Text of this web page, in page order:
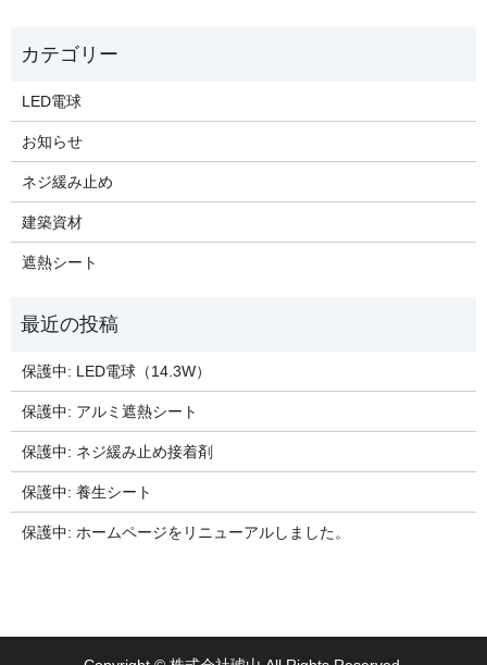
LED電球
お知らせ
ネジ緩み止め
建築資材
遮熱シート
保護中: LED電球（14.3W）
保護中: アルミ遮熱シート
保護中: ネジ緩み止め接着剤
保護中: 養生シート
保護中: ホームページをリニューアルしました。